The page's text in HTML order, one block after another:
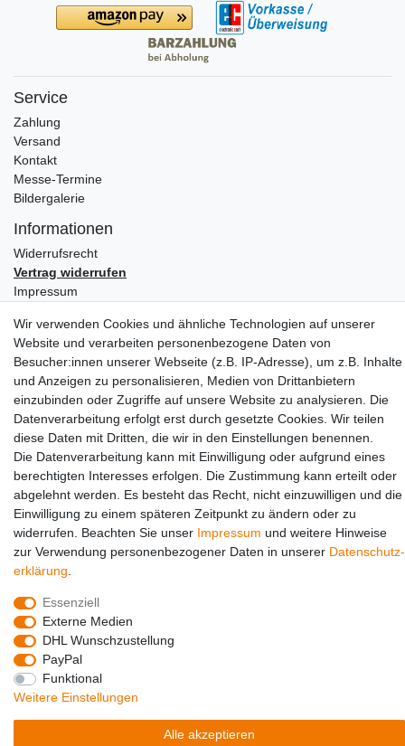
Service
Zahlung
Versand
Kontakt
Messe-Termine
Bildergalerie
Informationen
Widerrufs­recht
Vertrag widerrufen
Impressum
AGB
Partners
Social Media
Wir verwenden Cookies und ähnliche Technologien auf unserer
Website und verarbeiten personenbezogene Daten von
Besucher:innen unserer Webseite (z.B. IP-Adresse), um z.B. Inhalte
und Anzeigen zu personalisieren, Medien von Drittanbietern
einzubinden oder Zugriffe auf unsere Website zu analysieren. Die
Datenverarbeitung erfolgt erst durch gesetzte Cookies. Wir teilen
diese Daten mit Dritten, die wir in den Einstellungen benennen.
Die Datenverarbeitung kann mit Einwilligung oder aufgrund eines
berechtigten Interesses erfolgen. Die Zustimmung kann erteilt oder
abgelehnt werden. Es besteht das Recht, nicht einzuwilligen und die
Einwilligung zu einem späteren Zeitpunkt zu ändern oder zu
widerrufen. Beachten Sie unser Impressum und weitere Hinweise
zur Verwendung personenbezogener Daten in unserer Daten­schutz­
erklärung
Essenziell
Externe Medien
DHL Wunschzustellung
PayPal
Funktional
Weitere Einstellungen
Alle akzeptieren